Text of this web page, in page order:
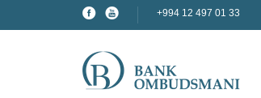
+994 12 497 01 33